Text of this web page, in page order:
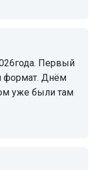
формат. Днём
уже были там